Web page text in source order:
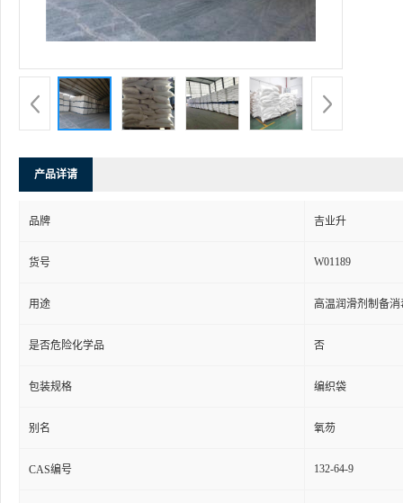
产品详请
品牌 吉业升
货号 W01189
用途 高温润滑剂制备
是否危险化学品 否
包装规格 编织袋
别名 氧芴
CAS编号 132-64-9